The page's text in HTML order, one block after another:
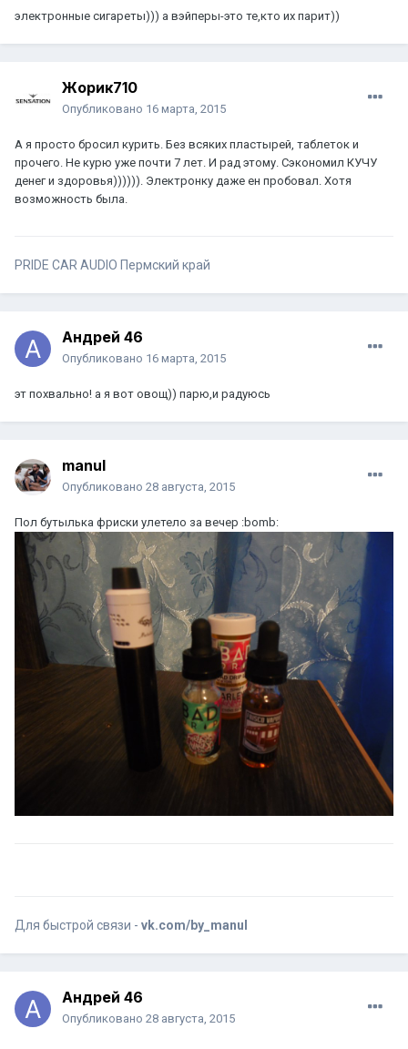
электронные сигареты))) а вэйперы-это те,кто их парит))
Жорик710
Опубликовано 16 марта, 2015
А я просто бросил курить. Без всяких пластырей, таблеток и
прочего. Не курю уже почти 7 лет. И рад этому. Сэкономил КУЧУ
денег и здоровья)))))). Электронку даже ен пробовал. Хотя
возможность была.
PRIDE CAR AUDIO Пермский край
Андрей 46
Опубликовано 16 марта, 2015
эт похвально! а я вот овощ)) парю,и радуюсь
manul
Опубликовано 28 августа, 2015
Пол бутылька фриски улетело за вечер :bomb:
Для быстрой связи - vk.com/by_manul
Андрей 46
Опубликовано 28 августа, 2015